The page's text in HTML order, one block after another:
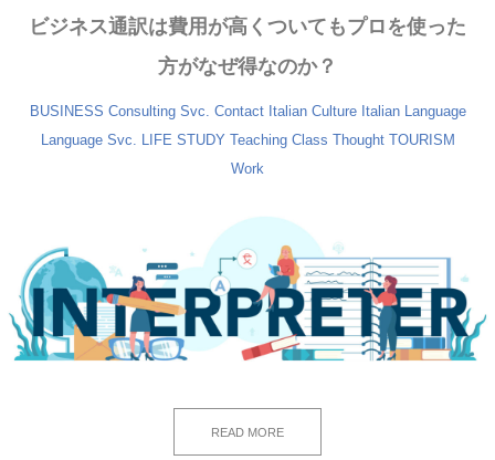
ビジネス通訳は費用が高くついてもプロを使った
方がなぜ得なのか？
BUSINESS Consulting Svc. Contact Italian Culture Italian Language
Language Svc. LIFE STUDY Teaching Class Thought TOURISM
Work
READ MORE